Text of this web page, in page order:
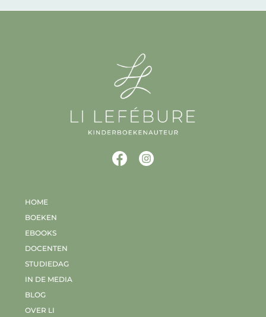
HOME
BOEKEN
EBOOKS
DOCENTEN
STUDIEDAG
IN DE MEDIA
BLOG
OVER LI